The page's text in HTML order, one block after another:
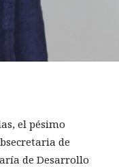
el pésimo
de
de Desarrollo